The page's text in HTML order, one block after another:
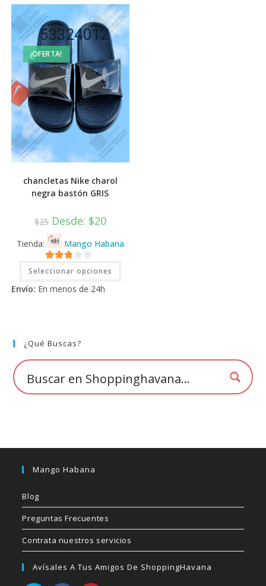
Las
opciones
se
pueden
en
la
página
¡OFERTA!
chancletas Nike charol
negra bastón GRIS
$25 Desde: $20
Tienda: Mango Habana
2.71
de 5
Seleccionar opciones
Este
tiene
de
producto
Envío: En menos de 24h
¿Qué Buscas?
Mango Habana
Blog
Preguntas Frecuentes
Contrata nuestros servicios
Avísales A Tus Amigos De ShoppingHavana